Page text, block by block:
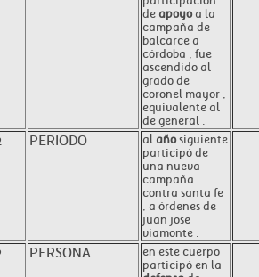
de apoyoa la
campaña de
balcarce a
córdoba , fue
ascendido al
grado de
coronel mayor ,
equivalente al
de general .
PERIODO al añosiguiente
participó de
una nueva
campaña
contra santa fe
, a órdenes de
juan josé
viamonte .
PERSONA
en este cuerpo
participó en la